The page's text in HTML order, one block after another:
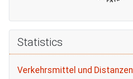
Statistics
Verkehrsmittel und Distanzen